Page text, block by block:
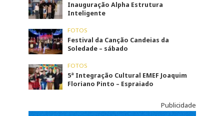
Inauguração Alpha Estrutura
Inteligente
FOTOS
Festival da Canção Candeias da
Soledade – sábado
FOTOS
5ª Integração Cultural EMEF Joaquim
Floriano Pinto – Espraiado
Publicidade